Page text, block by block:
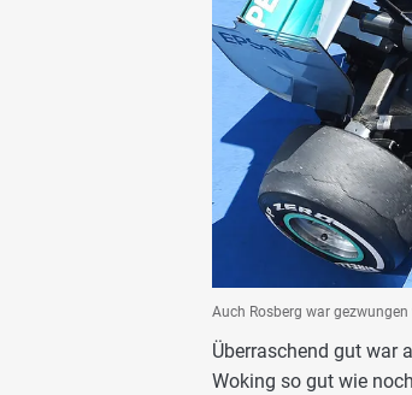
Auch Rosberg war
Überraschend gut war
Woking so gut wie